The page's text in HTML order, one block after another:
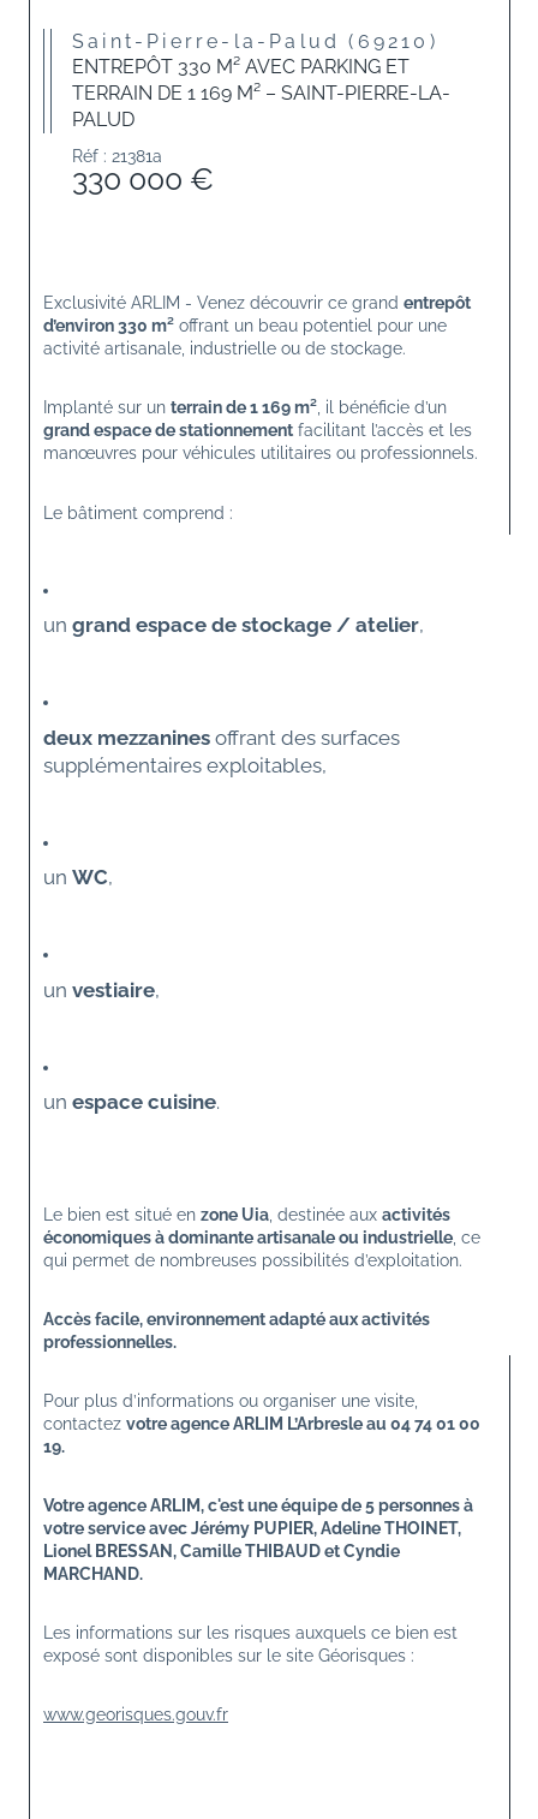
Saint-Pierre-la-Palud (69210)
ENTREPÔT 330 M² AVEC PARKING ET
TERRAIN DE 1 169 M² – SAINT-PIERRE-LA-
PALUD
Réf : 21381a
330 000 €
Exclusivité ARLIM - Venez découvrir ce grand entrepôt
d’environ 330 m² offrant un beau potentiel pour une
activité artisanale, industrielle ou de stockage.
Implanté sur un terrain de 1 169 m², il bénéficie d’un
grand espace de stationnement facilitant l’accès et les
manœuvres pour véhicules utilitaires ou professionnels.
Le bâtiment comprend :
un grand espace de stockage / atelier,
deux mezzanines offrant des surfaces
supplémentaires exploitables,
un WC,
un vestiaire,
un espace cuisine.
Le bien est situé en zone Uia , destinée aux activités
économiques à dominante artisanale ou industrielle , ce
qui permet de nombreuses possibilités d’exploitation.
Accès facile, environnement adapté aux activités
professionnelles.
Pour plus d’informations ou organiser une visite,
contactez votre agence ARLIM L’Arbresle au 04 74 01 00
19.
Votre agence ARLIM, c'est une équipe de 5 personnes à
votre service avec Jérémy PUPIER, Adeline THOINET,
Lionel BRESSAN, Camille THIBAUD et Cyndie
MARCHAND.
Les informations sur les risques auxquels ce bien est
exposé sont disponibles sur le site Géorisques :
www.georisques.gouv.fr